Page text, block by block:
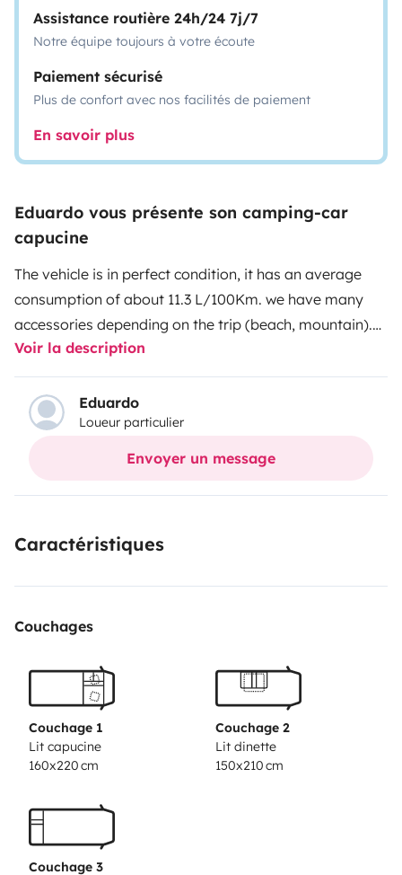
Assistance routière 24h/24 7j/7
Notre équipe toujours à votre écoute
Paiement sécurisé
Plus de confort avec nos facilités de paiement
En savoir plus
Eduardo vous présente son camping-car
capucine
The vehicle is in perfect condition, it has an average
consumption of about 11.3 L/100Km. we have many
accessories depending on the trip (beach, mountain).
The beds are quite spacious, especially the one above
the nasturtium. This bed has a skylight that allows you
to see the outside from the top and it is what we like
the most at night. The motorhome is for traveling and
sleeping 6 people, so it is ideal for 4, especially if they
something fair is done, but you can cook and clean
plenty of tables and chairs).
Voir la description
Eduardo
Loueur particulier
Envoyer un message
Caractéristiques
Couchages
Couchage 1
Lit capucine
160x220 cm
Couchage 2
Lit dinette
150x210 cm
Couchage 3